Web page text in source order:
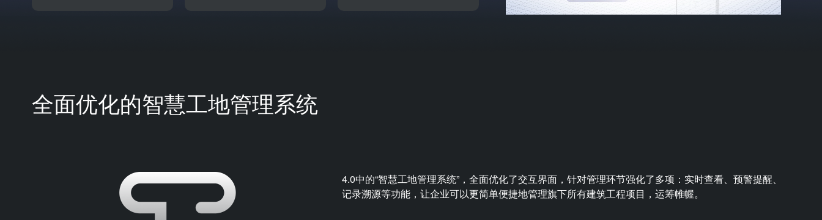
全面优化的智慧工地管理系统
4.0中的“智慧工地管理系统”，全面优化了交互界面，针对管理环节强化了多项：实时查看、预警提醒、
记录溯源等功能，让企业可以更简单便捷地管理旗下所有建筑工程项目，运筹帷幄。